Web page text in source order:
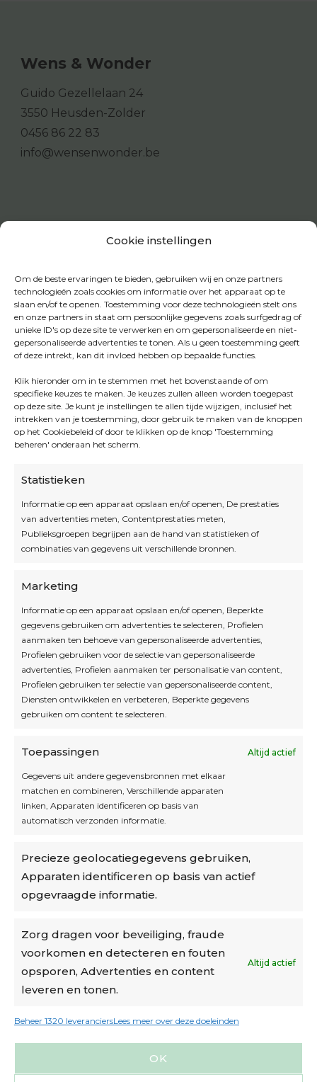
Cookie instellingen
Om de beste ervaringen te bieden, gebruiken wij en onze partners
technologieën zoals cookies om informatie over het apparaat op te
slaan en/of te openen. Toestemming voor deze technologieën stelt ons
en onze partners in staat om persoonlijke gegevens zoals surfgedrag of
unieke ID's op deze site te verwerken en om gepersonaliseerde en niet-
gepersonaliseerde advertenties te tonen. Als u geen toestemming geeft
of deze intrekt, kan dit invloed hebben op bepaalde functies.
Klik hieronder om in te stemmen met het bovenstaande of om
specifieke keuzes te maken. Je keuzes zullen alleen worden toegepast
op deze site. Je kunt je instellingen te allen tijde wijzigen, inclusief het
intrekken van je toestemming, door gebruik te maken van de knoppen
op het Cookiebeleid of door te klikken op de knop 'Toestemming
beheren' onderaan het scherm.
Statistieken
Informatie op een apparaat opslaan en/of openen, De prestaties
van advertenties meten, Contentprestaties meten,
Publieksgroepen begrijpen aan de hand van statistieken of
combinaties van gegevens uit verschillende bronnen.
Marketing
Informatie op een apparaat opslaan en/of openen, Beperkte
gegevens gebruiken om advertenties te selecteren, Profielen
aanmaken ten behoeve van gepersonaliseerde advertenties,
Profielen gebruiken voor de selectie van gepersonaliseerde
advertenties, Profielen aanmaken ter personalisatie van content,
Profielen gebruiken ter selectie van gepersonaliseerde content,
Diensten ontwikkelen en verbeteren, Beperkte gegevens
gebruiken om content te selecteren.
Toepassingen Altijd actief
Gegevens uit andere gegevensbronnen met elkaar
matchen en combineren, Verschillende apparaten
linken, Apparaten identificeren op basis van
automatisch verzonden informatie.
Precieze geolocatiegegevens gebruiken,
Apparaten identificeren op basis van actief
opgevraagde informatie.
Zorg dragen voor beveiliging, fraude
voorkomen en detecteren en fouten
opsporen, Advertenties en content
leveren en tonen.
Altijd actief
Beheer 1320 leveranciersLees meer over deze doeleinden
OK
Wens & Wonder
Guido Gezellelaan 24
3550 Heusden-Zolder
0456 86 22 83
info@wensenwonder.be
Openingsuren
Blijf op de hoogte
Interesse in leuke kadotips of toffe acties?
Laat dan hier je mailadres achter.
Algemene voorwaarden
Cookiebeleid
Accountinstellingen
Verzending
€6,50-€7,50 via Bpost